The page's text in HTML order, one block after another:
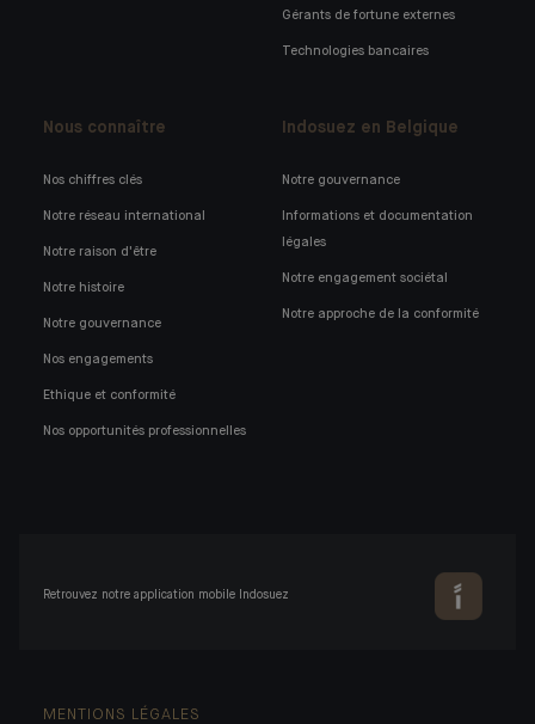
Gérants de fortune externes
Technologies bancaires
Nous connaître
Nos chiffres clés
Notre réseau international
Notre raison d'être
Notre histoire
Notre gouvernance
Nos engagements
Ethique et conformité
Nos opportunités professionnelles
Indosuez en Belgique
Notre gouvernance
Informations et documentation
légales
Notre engagement sociétal
Notre approche de la conformité
Retrouvez notre application mobile Indosuez
MENTIONS LÉGALES